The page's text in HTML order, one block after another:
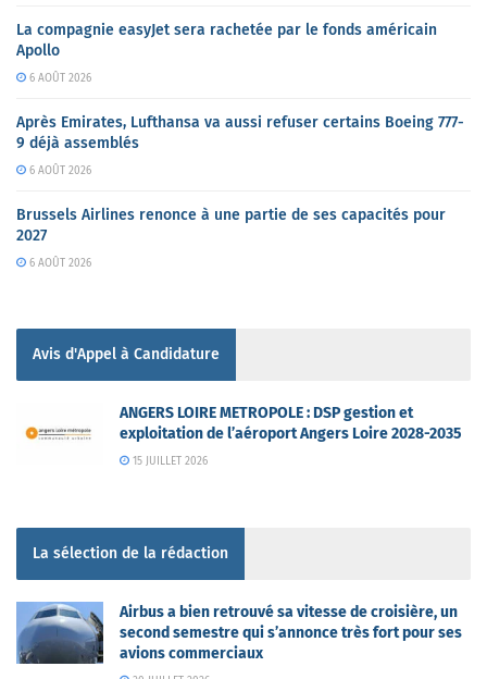
La compagnie easyJet sera rachetée par le fonds américain
Apollo
6 AOÛT 2026
Après Emirates, Lufthansa va aussi refuser certains Boeing 777-
9 déjà assemblés
6 AOÛT 2026
Brussels Airlines renonce à une partie de ses capacités pour
2027
6 AOÛT 2026
Avis d'Appel à Candidature
ANGERS LOIRE METROPOLE : DSP gestion et
exploitation de l’aéroport Angers Loire 2028-2035
15 JUILLET 2026
La sélection de la rédaction
Airbus a bien retrouvé sa vitesse de croisière, un
second semestre qui s’annonce très fort pour ses
avions commerciaux